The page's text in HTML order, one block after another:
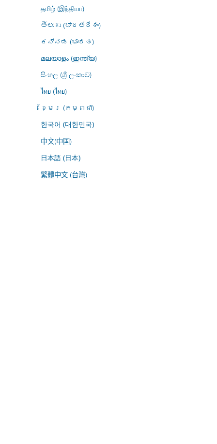
தமிழ் (இந்தியா)
తెలుగు (భారతదేశం)
ಕನ್ನಡ (ಭಾರತ)
മലയാളം (ഇന്ത്യ)
සිංහල (ශ්‍රී ලංකාව)
ไทย (ไทย)
ខ្មែរ (កម្ពុជា)
한국어 (대한민국)
中文(中国)
日本語 (日本)
繁體中文 (台灣)